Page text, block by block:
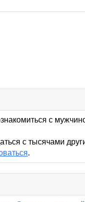
с
с тысячами
.